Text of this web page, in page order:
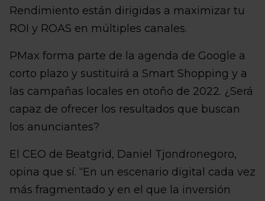
Rendimiento están dirigidas a maximizar tu
ROI y ROAS en múltiples canales.
PMax forma parte de la agenda de Google a
corto plazo y sustituirá a Smart Shopping y a
las campañas locales en otoño de 2022. ¿Será
capaz de ofrecer los resultados que buscan
los anunciantes?
El CEO de Beatgrid, Daniel Tjondronegoro,
opina que sí. “En un escenario digital cada vez
más fragmentado y en el que la inversión